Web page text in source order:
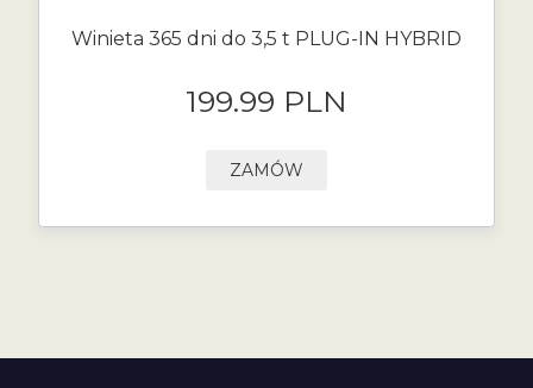
Winieta 365 dni do 3,5 t PLUG-IN HYBRID
199.99 PLN
ZAMÓW